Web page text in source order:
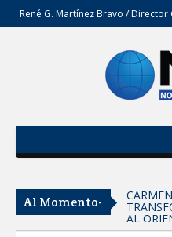
René G. Martínez Bravo / Director
Del
Al Momento-
AL